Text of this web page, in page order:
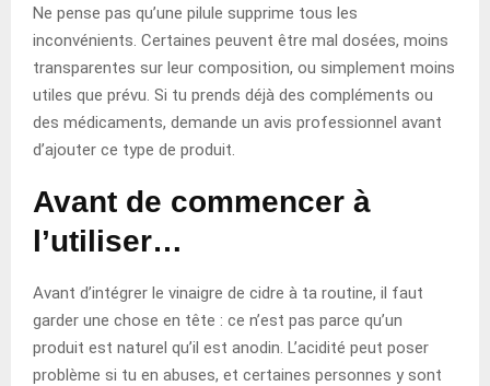
Ne pense pas qu’une pilule supprime tous les
inconvénients. Certaines peuvent être mal dosées, moins
transparentes sur leur composition, ou simplement moins
utiles que prévu. Si tu prends déjà des compléments ou
des médicaments, demande un avis professionnel avant
d’ajouter ce type de produit.
Avant de commencer à
l’utiliser…
Avant d’intégrer le vinaigre de cidre à ta routine, il faut
garder une chose en tête : ce n’est pas parce qu’un
produit est naturel qu’il est anodin. L’acidité peut poser
problème si tu en abuses, et certaines personnes y sont